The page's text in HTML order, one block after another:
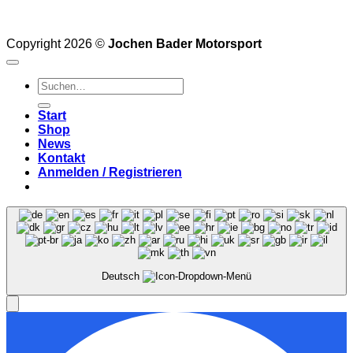
Copyright 2026 © Jochen Bader Motorsport
Suchen
nach:
Start
Shop
News
Kontakt
Anmelden / Registrieren
Deutsch